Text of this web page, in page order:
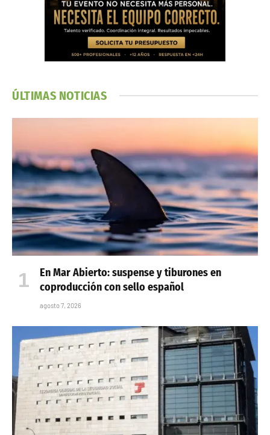
ÚLTIMAS NOTICIAS
En Mar Abierto: suspense y tiburones en
coproducción con sello español
agosto 7, 2026